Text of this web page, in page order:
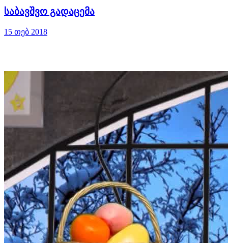
საბავშვო გადაცემა
15 თებ 2018